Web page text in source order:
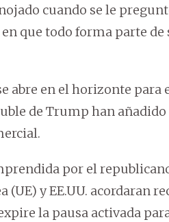
cuando se le
que todo forma parte de
abre en el horizonte para
de Trump han añadido
por el
(UE) y EE.UU. acordaran
la pausa activada